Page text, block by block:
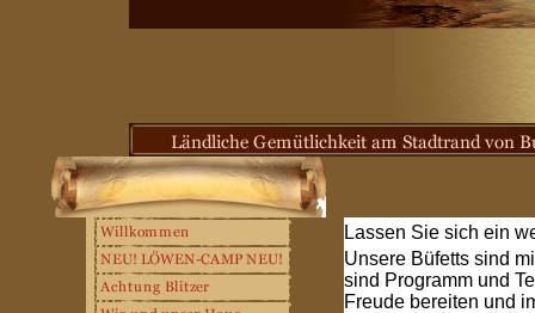
Lassen Sie sich ein
Unsere Büfetts sind
sind Programm und
Freude bereiten und